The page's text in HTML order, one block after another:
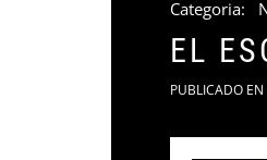
Categoria:
EL
PUBLICADO EN